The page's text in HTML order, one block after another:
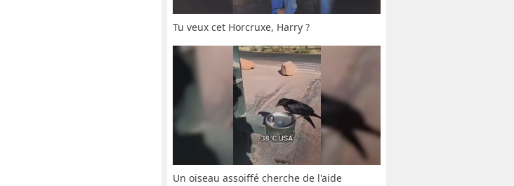
Tu veux cet Horcruxe, Harry ?
Un oiseau assoiffé cherche de l'aide